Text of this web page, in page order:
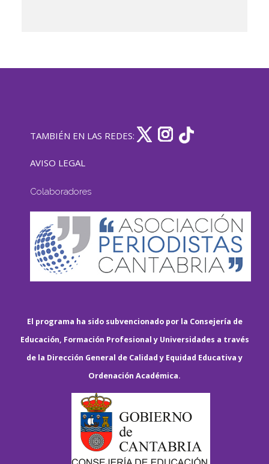
TAMBIÉN EN LAS REDES:
AVISO LEGAL
Colaboradores
El programa ha sido subvencionado por la Consejería de
Educación, Formación Profesional y Universidades a través
de la Dirección General de Calidad y Equidad Educativa y
Ordenación Académica.